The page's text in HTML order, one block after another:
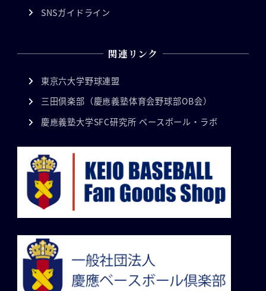
SNSガイドライン
関連リンク
東京六大学野球連盟
三田倶楽部（慶應義塾体育会野球部OB会）
慶應義塾大学SFC研究所 ベースボール・ラボ